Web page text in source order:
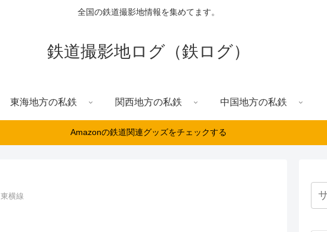
全国の鉄道撮影地情報を集めてます。
鉄道撮影地ログ（鉄ログ）
東海地方の私鉄 関西地方の私鉄 中国地方の私鉄
Amazonの鉄道関連グッズをチェックする
東横線